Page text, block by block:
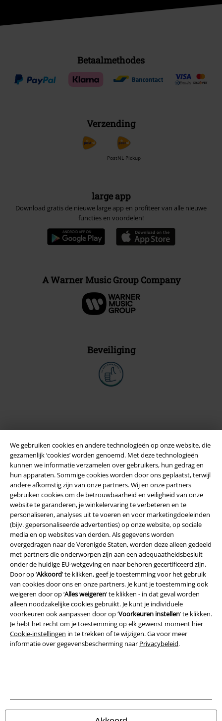
We gebruiken cookies en andere technologieën op onze website, die
gezamenlijk ‘cookies’ worden genoemd. Met deze technologieën
kunnen we informatie verzamelen over gebruikers, hun gedrag en
hun apparaten. Sommige cookies worden door ons geplaatst, terwijl
andere afkomstig zijn van onze partners. Wij en onze partners
gebruiken cookies om de betrouwbaarheid en veiligheid van onze
website te garanderen, je winkelervaring te verbeteren en te
personaliseren, analyses uit te voeren en voor marketingdoeleinden
(bijv. gepersonaliseerde advertenties) op onze website, op sociale
media en op websites van derden. Als gegevens worden
overgedragen naar de Verenigde Staten, worden deze alleen gedeeld
met partners die onderworpen zijn aan een adequaatheidsbesluit
onder de huidige EU-wetgeving en naar behoren gecertificeerd zijn.
Door op ‘Akkoord’ te klikken, geef je toestemming voor het gebruik
van cookies door ons en onze partners. Je kunt je toestemming ook
weigeren door op ‘Alles weigeren’ te klikken - in dat geval worden
alleen noodzakelijke cookies gebruikt. Je kunt je individuele
voorkeuren ook aanpassen door op ‘Voorkeuren instellen’ te klikken.
Je hebt het recht om je toestemming op elk gewenst moment hier
Cookie-instellingen in te trekken of te wijzigen. Ga voor meer
informatie over gegevensbescherming naar Privacybeleid.
Betaalmethodes
Verzending
PostNL Pickup
large app
Download gratis de nieuwe large app en profiteer van alle nieuwe
functies en voordelen!
A Warner Music Group Company
Beveiliging
Legal
Algemene Voorwaarden
Bedrijfsgegevens
Privacyverklaring
Verklaring van conformiteit
Informatie over toegankelijkheid
Cookie-instellingen
Annuleer bestelling